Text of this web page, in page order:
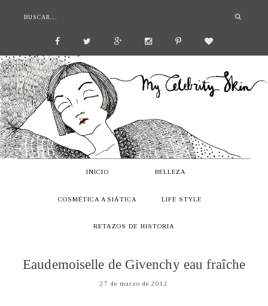
INICIO BELLEZA
COSMÉTICA ASIÁTICA LIFE STYLE
RETAZOS DE HISTORIA
Eaudemoiselle de Givenchy eau fraîche
27 de marzo de 2012